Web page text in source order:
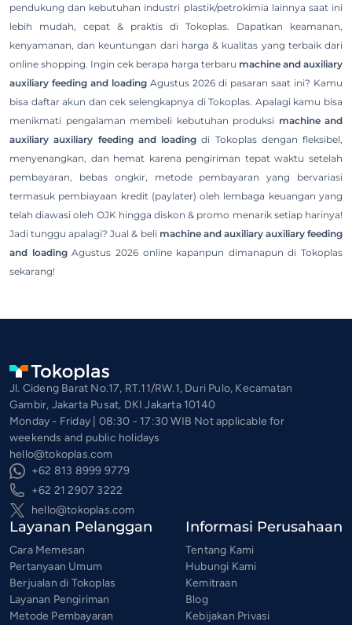
pendukung dan kebutuhan industri plastik/petrokimia lainnya saat ini
lebih mudah, cepat & praktis di Tokoplas. Dapatkan keamanan,
kenyamanan, dan keuntungan dari harga & kualitas yang terbaik dari
online shopping. Ingin cek berapa harga terbaru machine and auxiliary
auxiliary feeding and loading Agustus 2026 di pasaran saat ini? Kamu
bisa daftar akun dan cek selengkapnya di Tokoplas. Apalagi kamu bisa
menikmati pengalaman membeli kebutuhan produksi machine and
auxiliary auxiliary feeding and loading di Tokoplas dengan fleksibel,
menyenangkan, dan hemat karena pengiriman tepat waktu setelah
pembayaran, bebas ongkir, metode pembayaran yang bervariasi
termasuk pembiayaan kredit (paylater) oleh lembaga keuangan yang
telah diawasi oleh OJK hingga diskon & promo menarik setiap harinya!
Jadi tunggu apalagi? Jual & beli machine and auxiliary auxiliary feeding
and loadingAgustus 2026 online kapanpun dimanapun di Tokoplas
sekarang!
Jl. Cideng Barat No.17, RT.11/RW.1, Duri Pulo, Kecamatan
Gambir, Jakarta Pusat, DKI Jakarta 10140
Monday - Friday | 08:30 - 17:30 WIB Not applicable for
weekends and public holidays
hello@tokoplas.com
+62 813 8999 9779
+62 21 2907 3222
hello@tokoplas.com
Layanan Pelanggan
Cara Memesan
Pertanyaan Umum
Berjualan di Tokoplas
Layanan Pengiriman
Metode Pembayaran
Informasi Perusahaan
Tentang Kami
Hubungi Kami
Kemitraan
Blog
Kebijakan Privasi